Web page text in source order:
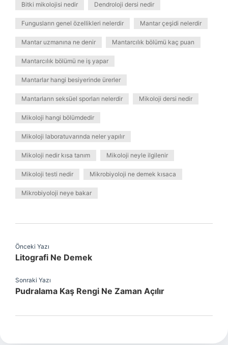
Bitki mikolojisi nedir Dendroloji dersi nedir
Fungusların genel özellikleri nelerdir Mantar çeşidi nelerdir
Mantar uzmanına ne denir Mantarcılık bölümü kaç puan
Mantarcılık bölümü ne iş yapar
Mantarlar hangi besiyerinde ürerler
Mantarların seksüel sporları nelerdir Mikoloji dersi nedir
Mikoloji hangi bölümdedir
Mikoloji laboratuvarında neler yapılır
Mikoloji nedir kısa tanım Mikoloji neyle ilgilenir
Mikoloji testi nedir Mikrobiyoloji ne demek kısaca
Mikrobiyoloji neye bakar
Önceki Yazı
Litografi Ne Demek
Sonraki Yazı
Pudralama Kaş Rengi Ne Zaman Açılır